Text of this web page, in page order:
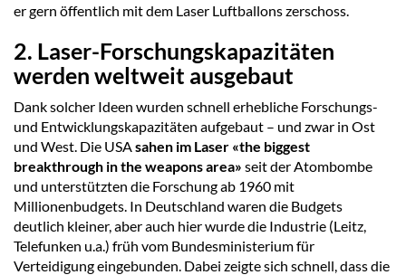
er gern öffentlich mit dem Laser Luftballons zerschoss.
2. Laser-Forschungskapazitäten
werden weltweit ausgebaut
Dank solcher Ideen wurden schnell erhebliche Forschungs-
und Entwicklungskapazitäten aufgebaut – und zwar in Ost
und West. Die USA sahen im Laser «the biggest
breakthrough in the weapons area» seit der Atombombe
und unterstützten die Forschung ab 1960 mit
Millionenbudgets. In Deutschland waren die Budgets
deutlich kleiner, aber auch hier wurde die Industrie (Leitz,
Telefunken u.a.) früh vom Bundesministerium für
Verteidigung eingebunden. Dabei zeigte sich schnell, dass die